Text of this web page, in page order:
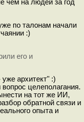
чем на людей за год
по талонам начали
:)
его и
архитект" :)
целеполагания.
на тот же ИИ,
обратной связи и
опыта и